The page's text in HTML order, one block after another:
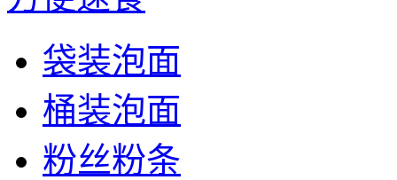
袋装泡面
桶装泡面
粉丝粉条